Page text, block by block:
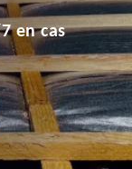
en cas